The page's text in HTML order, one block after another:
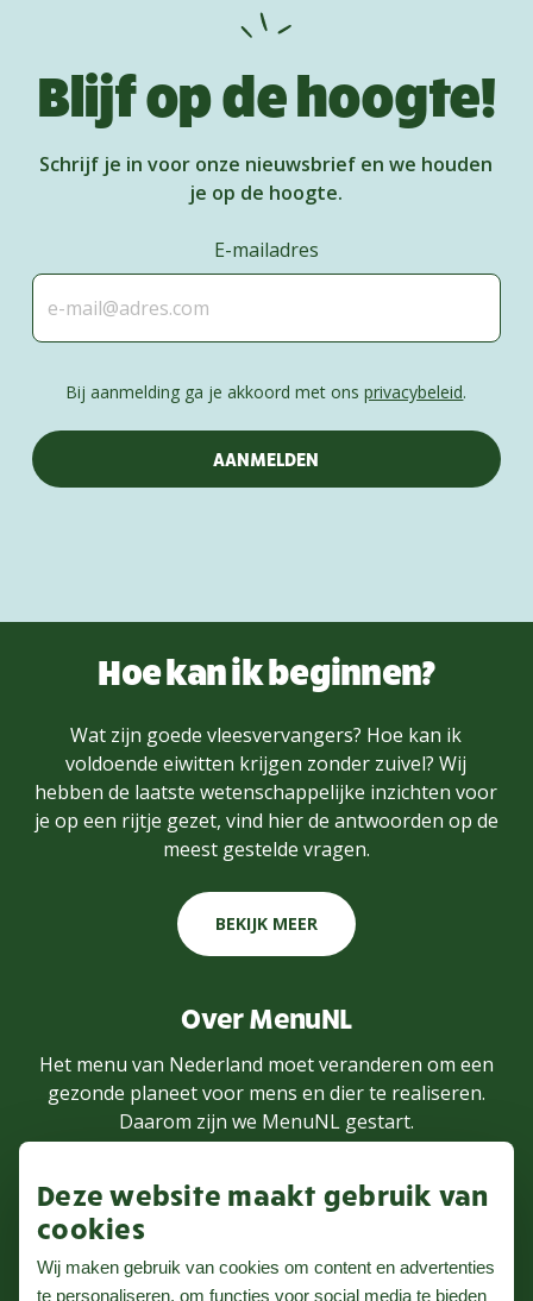
Deze website maakt gebruik van
cookies
Wij maken gebruik van cookies om content en advertenties
te personaliseren, om functies voor social media te bieden
Blijf op de hoogte!
Schrijf je in voor onze nieuwsbrief en we houden
je op de hoogte.
E-mailadres
Bij aanmelding ga je akkoord met onsprivacybeleid.
Hoe kan ik beginnen?
Wat zijn goede vleesvervangers? Hoe kan ik
voldoende eiwitten krijgen zonder zuivel? Wij
hebben de laatste wetenschappelijke inzichten voor
je op een rijtje gezet, vind hier de antwoorden op de
meest gestelde vragen.
BEKIJK MEER
Over MenuNL
Het menu van Nederland moet veranderen om een
gezonde planeet voor mens en dier te realiseren.
Daarom zijn we MenuNL gestart.
MEER WETEN